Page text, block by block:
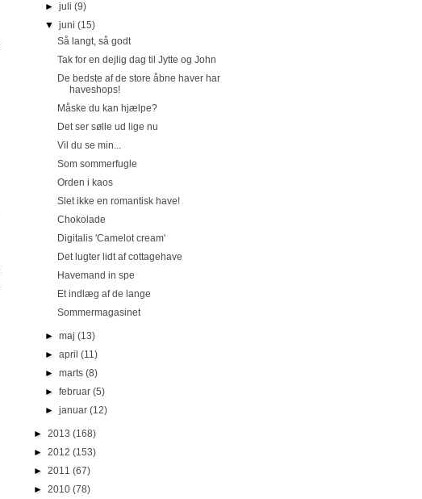
►juli(9)
▼juni(15)
Så langt, så godt
Tak for en dejlig dag til Jytte og John
De bedste af de store åbne haver har
haveshops!
Måske du kan hjælpe?
Det ser sølle ud lige nu
Vil du se min...
Som sommerfugle
Orden i kaos
Slet ikke en romantisk have!
Chokolade
Digitalis 'Camelot cream'
Det lugter lidt af cottagehave
Havemand in spe
Et indlæg af de lange
Sommermagasinet
►maj(13)
►april(11)
►marts(8)
►februar(5)
►januar(12)
► 2013 (168)
► 2012 (153)
► 2011 (67)
► 2010 (78)